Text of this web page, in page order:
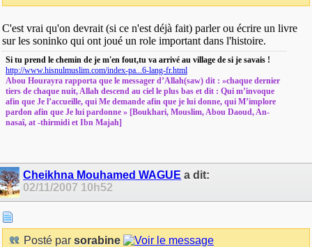
C'est vrai qu'on devrait (si ce n'est déjà fait) parler ou écrire un livre
sur les soninko qui ont joué un role important dans l'histoire.
Si tu prend le chemin de je m'en fout,tu va arrivé au village de si je savais !
http://www.hisnulmuslim.com/index-pa...6-lang-fr.html
Abou Hourayra rapporta que le messager d’Allah(saw) dit : »chaque dernier
tiers de chaque nuit, Allah descend au ciel le plus bas et dit : Qui m’invoque
afin que Je l’accueille, qui Me demande afin que je lui donne, qui M’implore
pardon afin que Je lui pardonne » [Boukhari, Mouslim, Abou Daoud, An-
nasaî, at -thirmidi et Ibn Majah]
Cheikhna Mouhamed WAGUE a dit:
02/11/2007 10h52
Posté par sorabine